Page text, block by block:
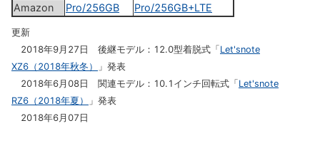
Amazon
Pro/256GB Pro/256GB+LTE
更新
2018年9月27日 後継モデル：12.0型着脱式「 Let'snote
XZ6（2018年秋冬）
」発表
2018年6月08日 関連モデル：10.1インチ回転式「 Let'snote
RZ6（2018年夏）
」発表
2018年6月07日